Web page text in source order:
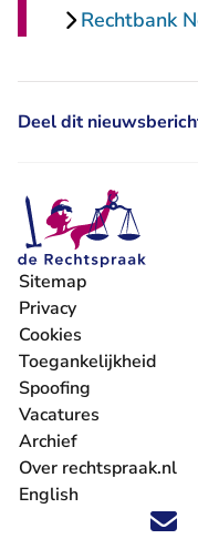
Rechtbank
Deel dit
Volg ons op X
Volg ons op
Volg ons op
Volg ons
Volg
'Blijf
Sitemap
Privacy
Cookies
Toegankelijkheid
Spoofing
Vacatures
- U verlaat
Archief
Over rechtspraak.nl
English